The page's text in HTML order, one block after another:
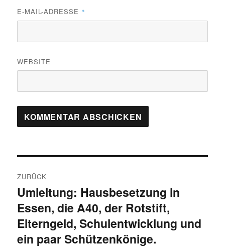
E-MAIL-ADRESSE *
WEBSITE
ZURÜCK
Vorheriger
Beitrag:
Umleitung: Hausbesetzung in
Essen, die A40, der Rotstift,
Elterngeld, Schulentwicklung und
ein paar Schützenkönige.